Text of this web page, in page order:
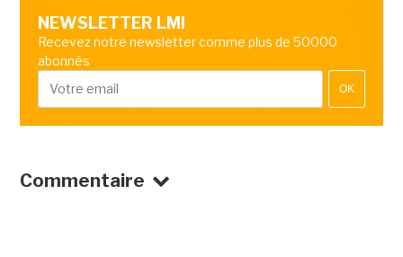
NEWSLETTER LMI
Recevez notre newsletter comme plus de 50000
abonnés
OK
Commentaire